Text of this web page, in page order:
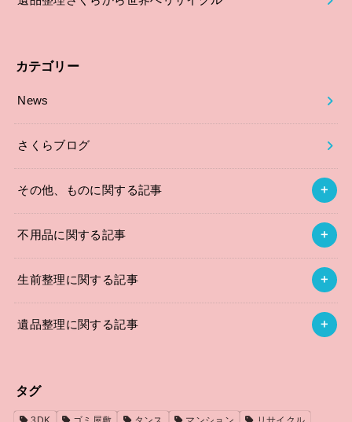
カテゴリー
News
さくらブログ
その他、ものに関する記事
不用品に関する記事
生前整理に関する記事
遺品整理に関する記事
タグ